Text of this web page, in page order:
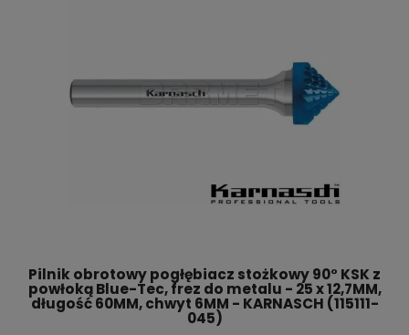
Pilnik obrotowy pogłębiacz stożkowy 90° KSK z
powłoką Blue-Tec, frez do metalu - 25 x 12,7MM,
długość 60MM, chwyt 6MM - KARNASCH (115111-
045)